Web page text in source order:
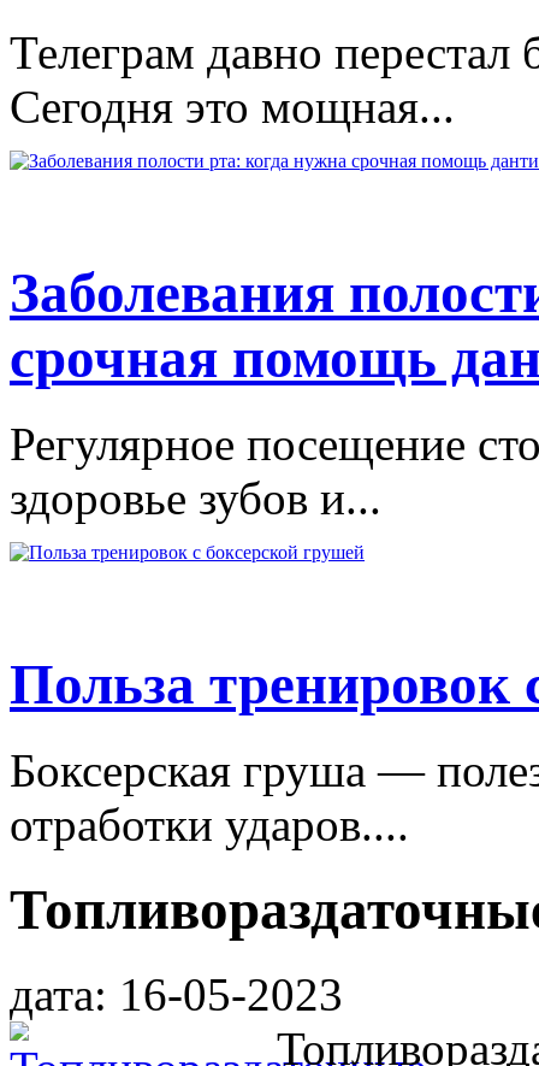
Телеграм давно
Сегодня это мощная...
Заболевания
срочная помощь
Регулярное посещение
здоровье зубов и...
Польза тренировок
Боксерская груша —
отработки ударов....
дата: 16-05-2023